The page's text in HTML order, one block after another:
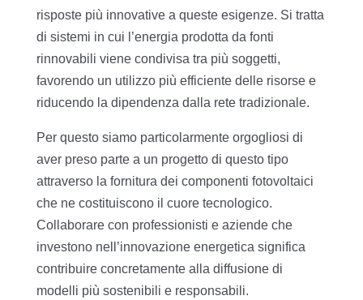
risposte più innovative a queste esigenze. Si tratta
di sistemi in cui l’energia prodotta da fonti
rinnovabili viene condivisa tra più soggetti,
favorendo un utilizzo più efficiente delle risorse e
riducendo la dipendenza dalla rete tradizionale.
Per questo siamo particolarmente orgogliosi di
aver preso parte a un progetto di questo tipo
attraverso la fornitura dei componenti fotovoltaici
che ne costituiscono il cuore tecnologico.
Collaborare con professionisti e aziende che
investono nell’innovazione energetica significa
contribuire concretamente alla diffusione di
modelli più sostenibili e responsabili.